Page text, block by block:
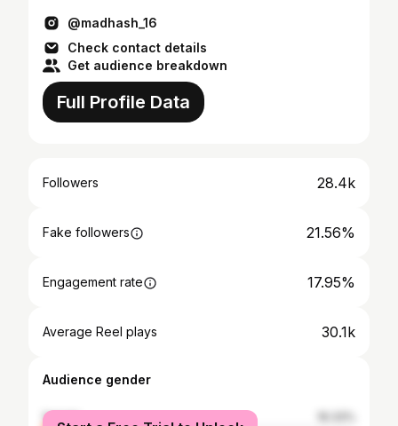
@madhash_16
Check contact details
Get audience breakdown
Full Profile Data
Followers 28.4k
Fake followers 21.56%
Engagement rate 17.95%
Average Reel plays 30.1k
Audience gender
female